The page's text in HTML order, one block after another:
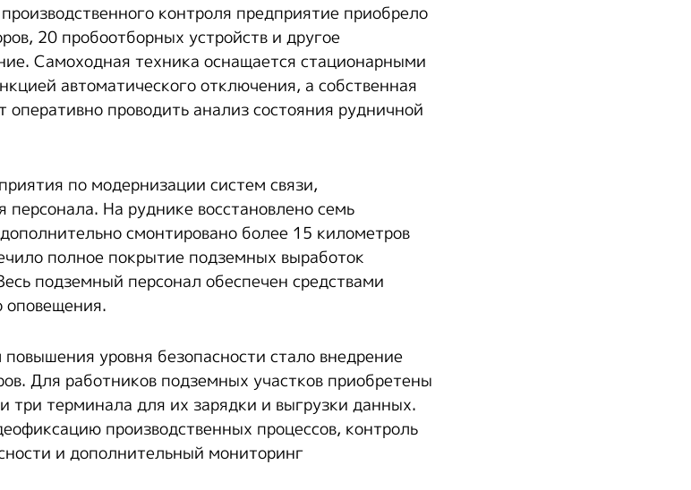
контроля предприятие приобрело
20 пробоотборных устройств и другое
Самоходная техника оснащается стационарными
автоматического отключения, а собственная
оперативно проводить анализ состояния рудничной
по модернизации систем связи,
На руднике восстановлено семь
смонтировано более 15 километров
полное покрытие подземных выработок
подземный персонал обеспечен средствами
оповещения.
уровня безопасности стало внедрение
Для работников подземных участков приобретены
три терминала для их зарядки и выгрузки данных.
производственных процессов, контроль
и дополнительный мониторинг